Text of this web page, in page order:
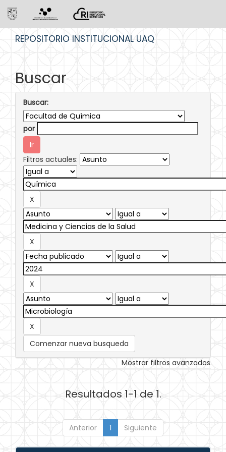
REPOSITORIO INSTITUCIONAL UAQ
Buscar
Buscar:
por
Filtros actuales:
Comenzar nueva busqueda
Mostrar filtros avanzados
Resultados 1-1 de 1.
Anterior 1 Siguiente